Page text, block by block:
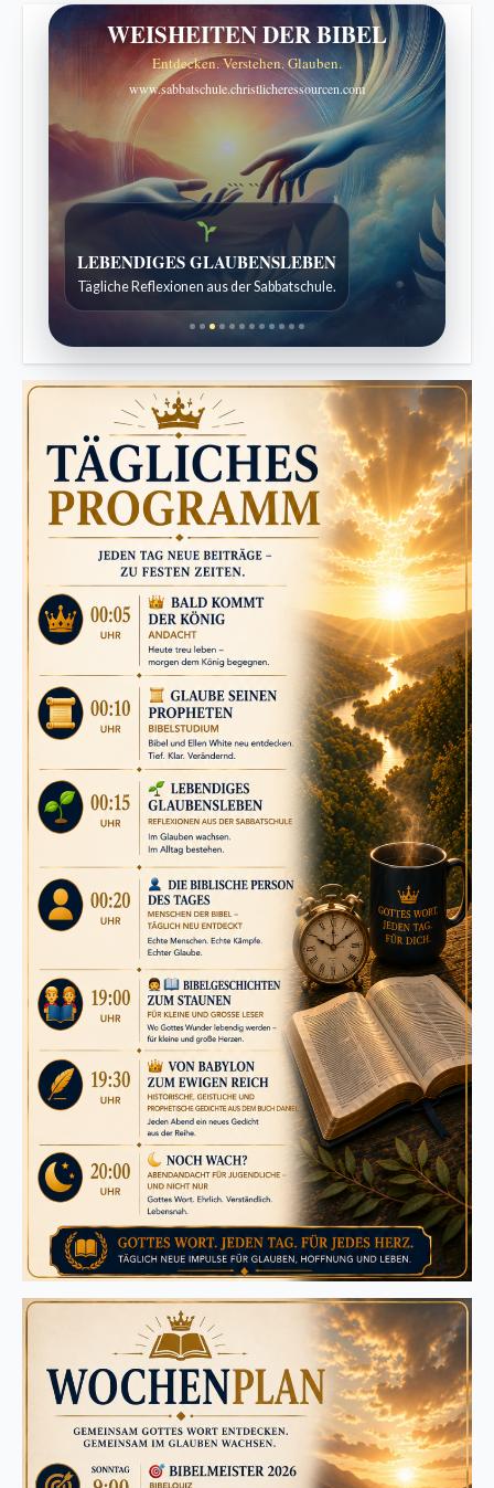
WEISHEITEN DER BIBEL
Entdecken. Verstehen. Glauben.
www.sabbatschule.christlicheressourcen.com
```
Bibelgeschichten zum Staunen
Kindergeschichten für 7 bis 12 Jahre.
```